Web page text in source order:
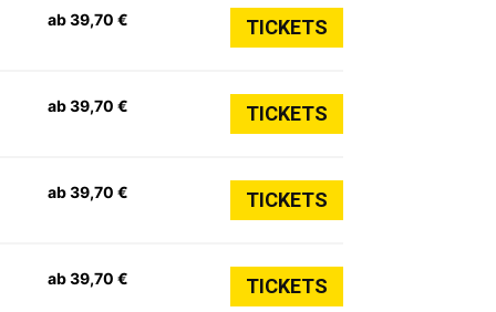
ab 39,70 € TICKETS
ab 39,70 € TICKETS
ab 39,70 € TICKETS
ab 39,70 € TICKETS